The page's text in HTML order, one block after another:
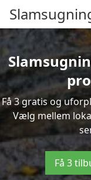
Få 3 gratis og
Vælg mellem
Få 3